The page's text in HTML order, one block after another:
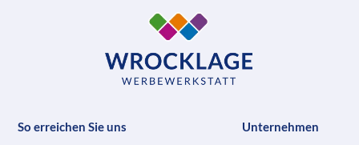
So erreichen Sie uns
Unternehmen